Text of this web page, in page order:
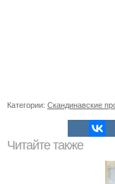
Категории: Скандинавские
Читайте также